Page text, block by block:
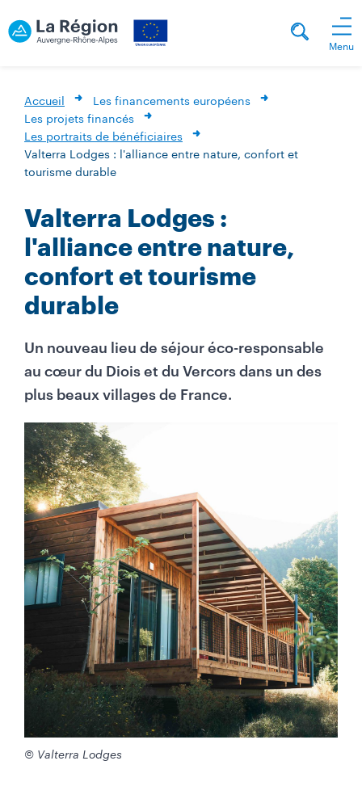
Menu
Accueil
Les financements européens
Les projets financés
Les portraits de bénéficiaires
Valterra Lodges : l'alliance entre nature, confort et
tourisme durable
Valterra Lodges :
l'alliance entre nature,
confort et tourisme
durable
Un nouveau lieu de séjour éco-responsable
au cœur du Diois et du Vercors dans un des
plus beaux villages de France.
M
i
l
i
e
u
d
e
p
a
e
-
C
l
o
© Valterra Lodges